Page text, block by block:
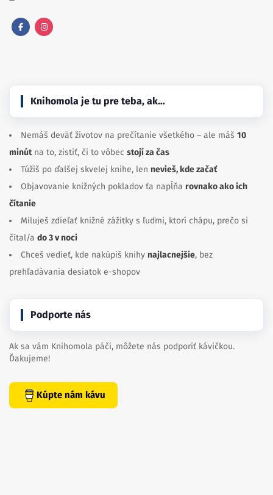
Knihomola je tu pre teba, ak…
Nemáš deväť životov na prečítanie všetkého – ale máš 10
minútna to, zistiť, či to vôbec stojí za čas
Túžiš po ďalšej skvelej knihe, len nevieš, kde začať
Objavovanie knižných pokladov ťa napĺňa rovnako ako ich
čítanie
Miluješ zdieľať knižné zážitky s ľuďmi, ktorí chápu, prečo si
čítal/a do 3 v noci
Chceš vedieť, kde nakúpiš knihy najlacnejšie, bez
prehľadávania desiatok e-shopov
Podporte nás
Ak sa vám Knihomola páči, môžete nás podporiť kávičkou.
Ďakujeme!
Kúpte nám kávu